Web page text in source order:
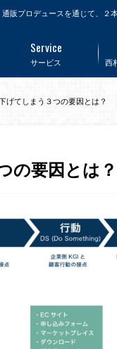
販プロデュースを通じて、
サービス
Service
西
げてしまう３つの要因とは？
の要因とは？